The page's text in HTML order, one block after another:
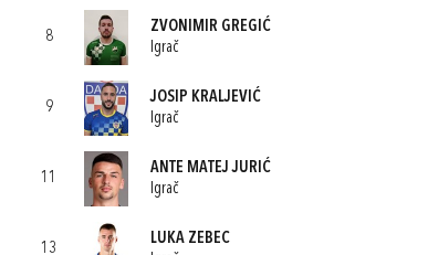
8
ZVONIMIR GREGIĆ
Igrač
9
JOSIP KRALJEVIĆ
Igrač
11
ANTE MATEJ JURIĆ
Igrač
13
LUKA ZEBEC